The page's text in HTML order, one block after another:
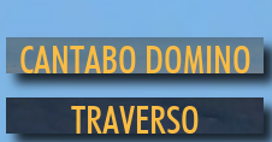
CANTABO DOMINO
TRAVERSO